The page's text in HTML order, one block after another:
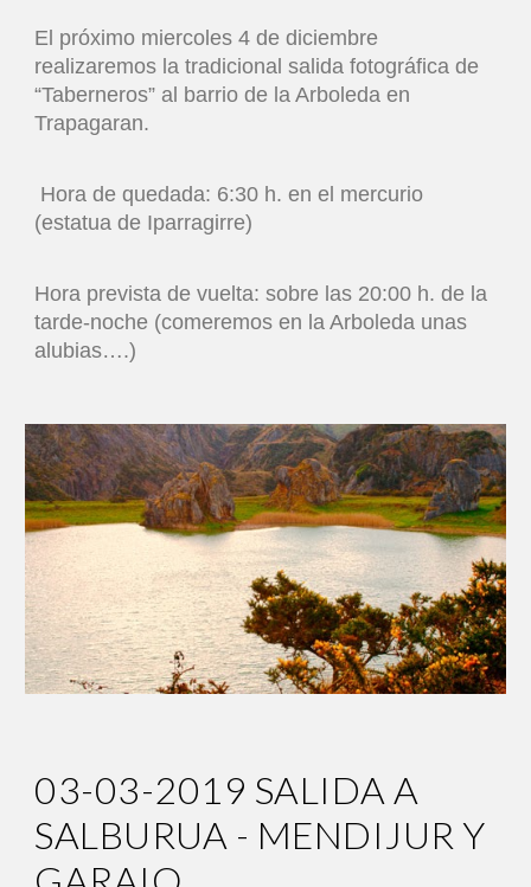
El próximo miercoles 4 de diciembre
realizaremos la tradicional salida fotográfica de
“Taberneros” al barrio de la Arboleda en
Trapagaran.
Hora de quedada: 6:30 h. en el mercurio
(estatua de Iparragirre)
Hora prevista de vuelta: sobre las 20:00 h. de la
tarde-noche (comeremos en la Arboleda unas
alubias….)
03-03-2019 SALIDA A
SALBURUA - MENDIJUR Y